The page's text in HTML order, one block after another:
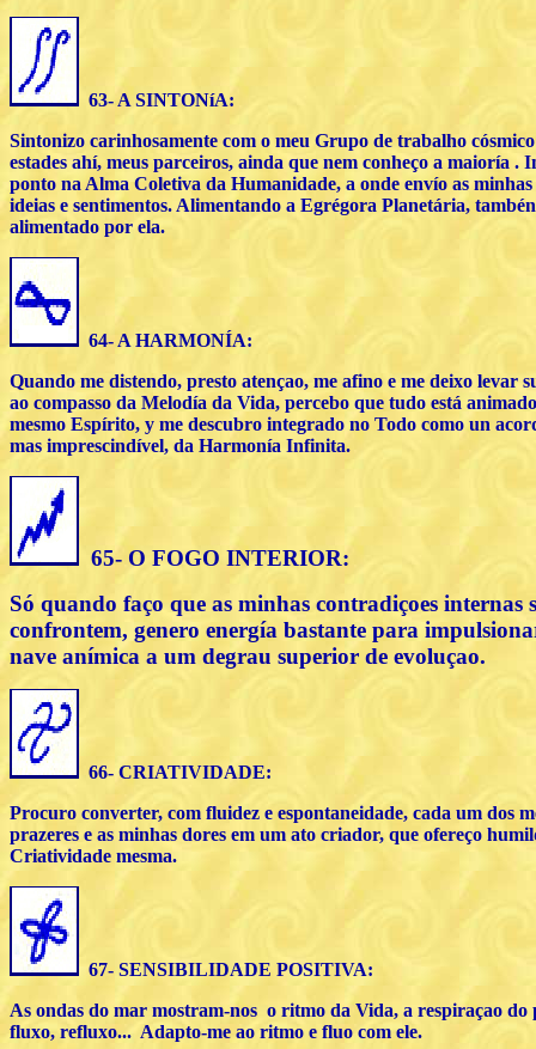
63- A SINTONíA:
Sintonizo carinhosamente com o meu Grupo de trabalho
estades ahí, meus parceiros, ainda que nem conheço a maioría .
ponto na Alma Coletiva da Humanidade, a onde envío as minhas
ideias e sentimentos. Alimentando a Egrégora Planetária,
alimentado por ela.
64- A HARMONÍA:
Quando me distendo, presto atençao, me afino e me deixo levar
ao compasso da Melodía da Vida, percebo que tudo está
mesmo Espírito, y me descubro integrado no Todo como un
mas imprescindível, da Harmonía Infinita.
65- O FOGO INTERIOR:
Só quando faço que as minhas contradiçoes internas
confrontem, genero energía bastante para
nave anímica a um degrau superior de evoluçao.
66- CRIATIVIDADE:
Procuro converter, com fluidez e espontaneidade, cada um dos
prazeres e as minhas dores em um ato criador, que ofereço
Criatividade mesma.
67- SENSIBILIDADE POSITIVA:
As ondas do mar mostram-nos o ritmo da Vida, a respiraçao do
fluxo, refluxo... Adapto-me ao ritmo e fluo com ele.